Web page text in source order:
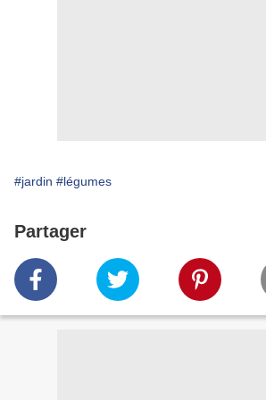
#jardin #légumes
Partager